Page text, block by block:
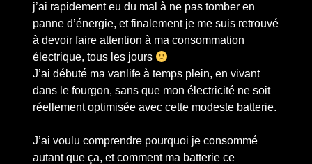
j’ai rapidement eu du mal à ne pas tomber en
panne d’énergie, et finalement je me suis retrouvé
à devoir faire attention à ma consommation
électrique, tous les jours
J’ai débuté ma vanlife à temps plein, en vivant
dans le fourgon, sans que mon électricité ne soit
réellement optimisée avec cette modeste batterie.
J’ai voulu comprendre pourquoi je consommé
autant que ça, et comment ma batterie ce